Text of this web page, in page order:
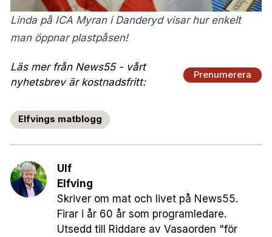
Linda på ICA Myran i Danderyd visar hur enkelt
man öppnar plastpåsen!
Läs mer från News55 - vårt
nyhetsbrev är kostnadsfritt:
Prenumerera
Elfvings matblogg
Ulf
Elfving
Skriver om mat och livet på News55.
Firar i år 60 år som programledare.
Utsedd till Riddare av Vasaorden "för